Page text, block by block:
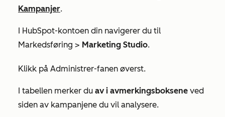
Kampanjer.
I HubSpot-kontoen din navigerer du til
Markedsføring > Marketing Studio.
Klikk på Administrer-fanen øverst.
I tabellen merker du av i avmerkingsboksene ved
siden av kampanjene du vil analysere.